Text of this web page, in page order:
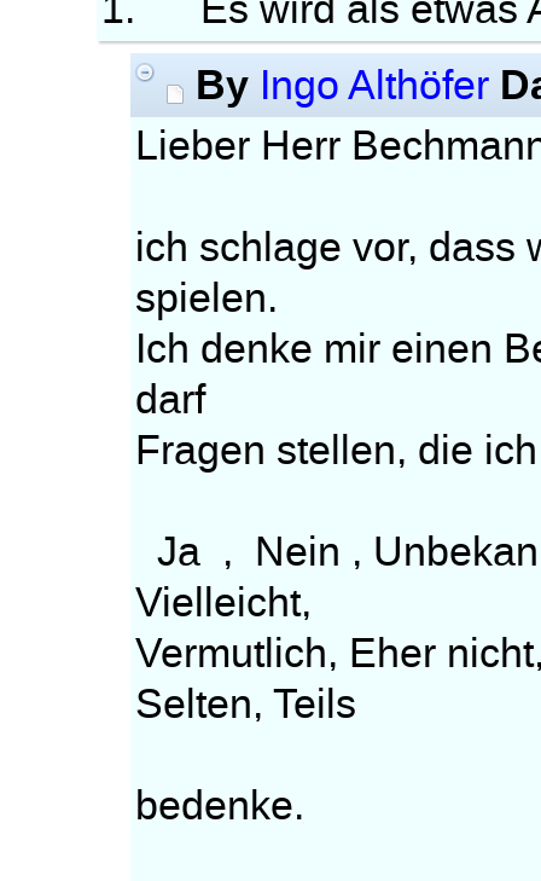
By Ingo Althöfer
Lieber Herr
ich schlage vor, dass
spielen.
Ich denke mir einen
darf
Fragen stellen, die
Ja , Nein ,
Vielleicht,
Vermutlich, Eher
Selten, Teils
bedenke.